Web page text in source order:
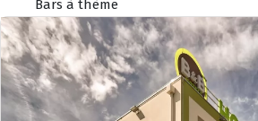
Bars à thème
Brasseries
Pizzerias
Restaurants